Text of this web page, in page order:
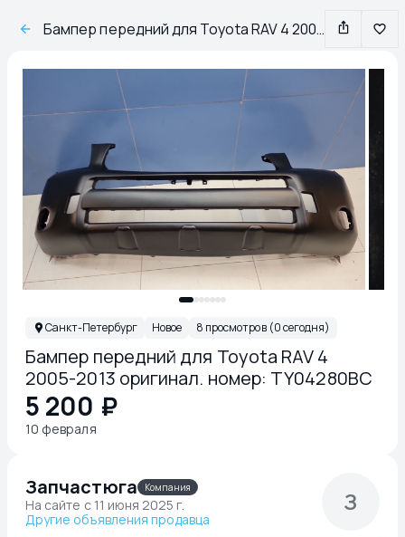
Бампер передний для Toyota RAV 4 2005-2013 оригинал. номер: TY04280BC
Бампер передний для Toyota RAV 4
2005-2013 оригинал. номер: TY04280BC
5 200 ₽
10 февраля
Санкт-Петербург Новое 8 просмотров (0 сегодня)
Запчастюга Компания
На сайте c 11 июня 2025 г.
Другие объявления продавца
З